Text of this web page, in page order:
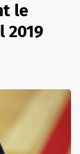
le
2019